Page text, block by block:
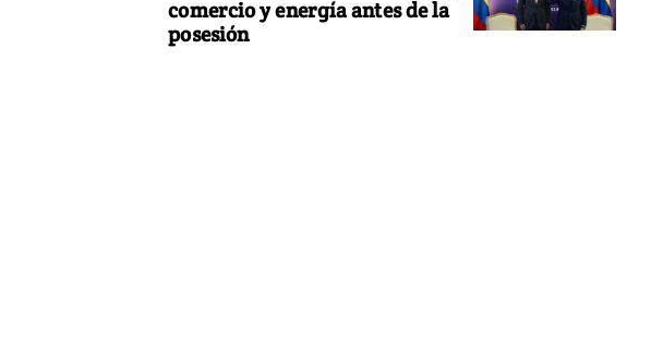
comercio y energía antes de la
posesión